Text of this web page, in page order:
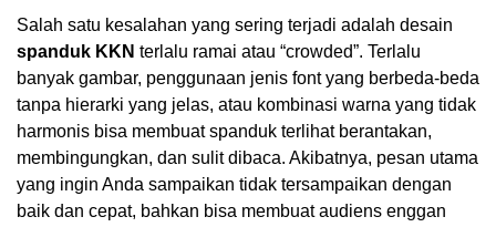
Salah satu kesalahan yang sering terjadi adalah desain
spanduk KKN terlalu ramai atau “crowded”. Terlalu
banyak gambar, penggunaan jenis font yang berbeda-beda
tanpa hierarki yang jelas, atau kombinasi warna yang tidak
harmonis bisa membuat spanduk terlihat berantakan,
membingungkan, dan sulit dibaca. Akibatnya, pesan utama
yang ingin Anda sampaikan tidak tersampaikan dengan
baik dan cepat, bahkan bisa membuat audiens enggan